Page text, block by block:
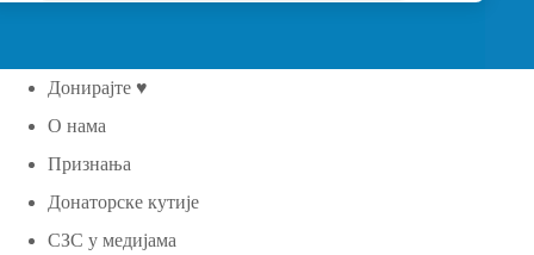
Донирајте ♥
О нама
Признања
Донаторске кутије
СЗС у медијама